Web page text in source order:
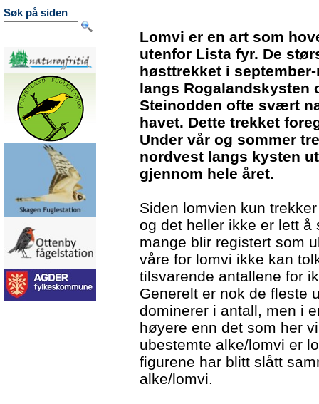
Søk på siden
Lomvi er en art som
utenfor Lista fyr. De
høsttrekket i
langs Rogalandskysten
Steinodden ofte svært
havet. Dette trekket
Under vår og sommer
nordvest langs kysten
gjennom hele året.
Siden lomvien kun
og det heller ikke er lett
mange blir registert som
våre for lomvi ikke kan
tilsvarende antallene for
Generelt er nok de fleste
dominerer i antall, men i
høyere enn det som her
ubestemte alke/lomvi er
figurene har blitt slått
alke/lomvi.